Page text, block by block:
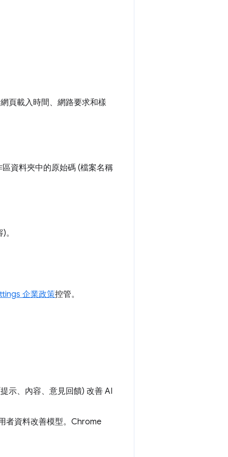
頁載入時間、網路要求和樣
資料夾中的原始碼 (檔案名稱
企業政策控管。
示、內容、意見回饋) 改善 AI
者資料改善模型。Chrome